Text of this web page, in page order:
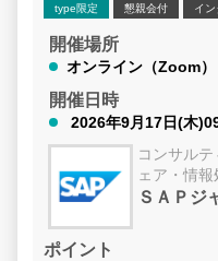
type限定 懇親会付 イ
開催場所
オンライン（Zoom）
開催日時
2026年9月17日(木
コンサル
ェア・情報
ＳＡＰジ
ポイント